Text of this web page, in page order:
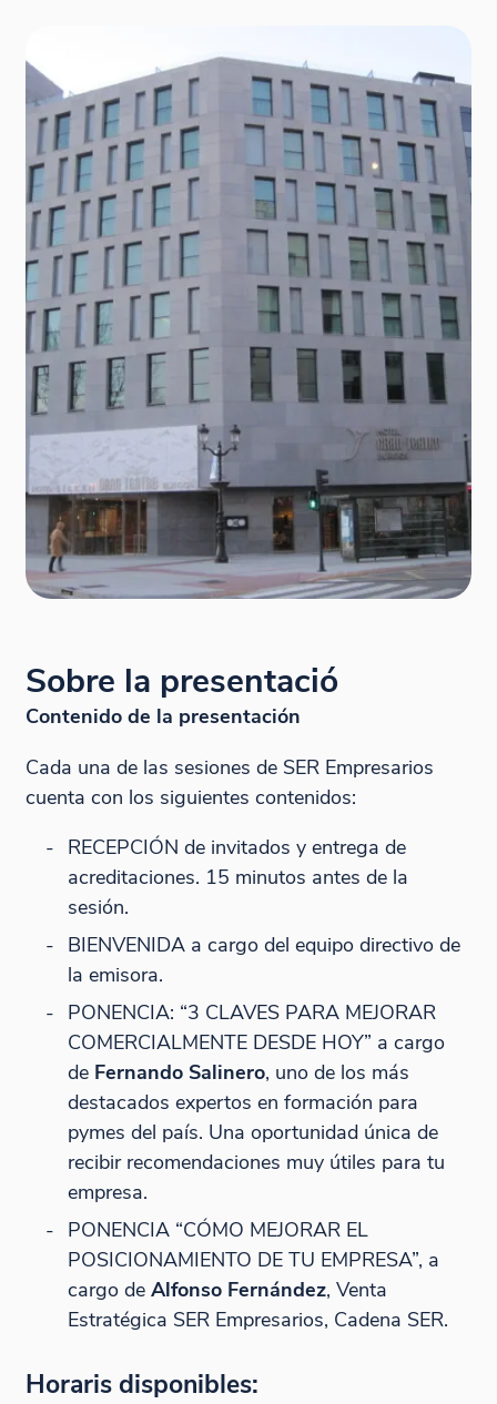
Sobre la presentació
Contenido de la presentación
Cada una de las sesiones de SER Empresarios
cuenta con los siguientes contenidos:
RECEPCIÓN de invitados y entrega de
acreditaciones. 15 minutos antes de la
sesión.
BIENVENIDA a cargo del equipo directivo de
la emisora.
PONENCIA: “3 CLAVES PARA MEJORAR
COMERCIALMENTE DESDE HOY” a cargo
de Fernando Salinero, uno de los más
destacados expertos en formación para
pymes del país. Una oportunidad única de
recibir recomendaciones muy útiles para tu
empresa.
PONENCIA “CÓMO MEJORAR EL
POSICIONAMIENTO DE TU EMPRESA”, a
cargo deAlfonso Fernández, Venta
Estratégica SER Empresarios, Cadena SER.
Horaris disponibles: